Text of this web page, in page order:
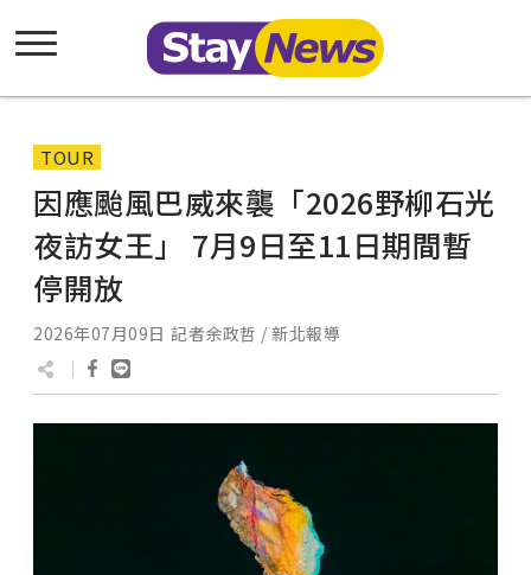
TOUR
因應颱風巴威來襲「2026野柳石光
夜訪女王」 7月9日至11日期間暫
停開放
2026年07月09日 記者余政哲 / 新北報導